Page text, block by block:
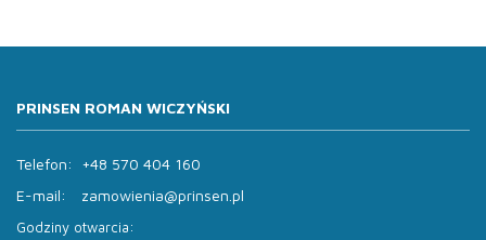
PRINSEN ROMAN WICZYŃSKI
Telefon:
+48 570 404 160
E-mail:
zamowienia@prinsen.pl
Godziny otwarcia: